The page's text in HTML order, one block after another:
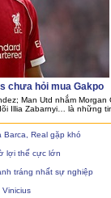
chưa hỏi mua Gakpo
Man Utd nhắm Morgan
Illia Zabarnyi… là những
Barca, Real gặp khó
lợi thế cực lớn
tráng nhất sự nghiệp
Vinicius